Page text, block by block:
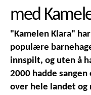
med
"Kamelen Klara"
populære
innspilt, og uten å
2000 hadde sangen
over hele landet og